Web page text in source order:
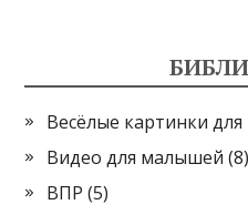
Весёлые картинки
Видео для малышей (8)
ВПР (5)